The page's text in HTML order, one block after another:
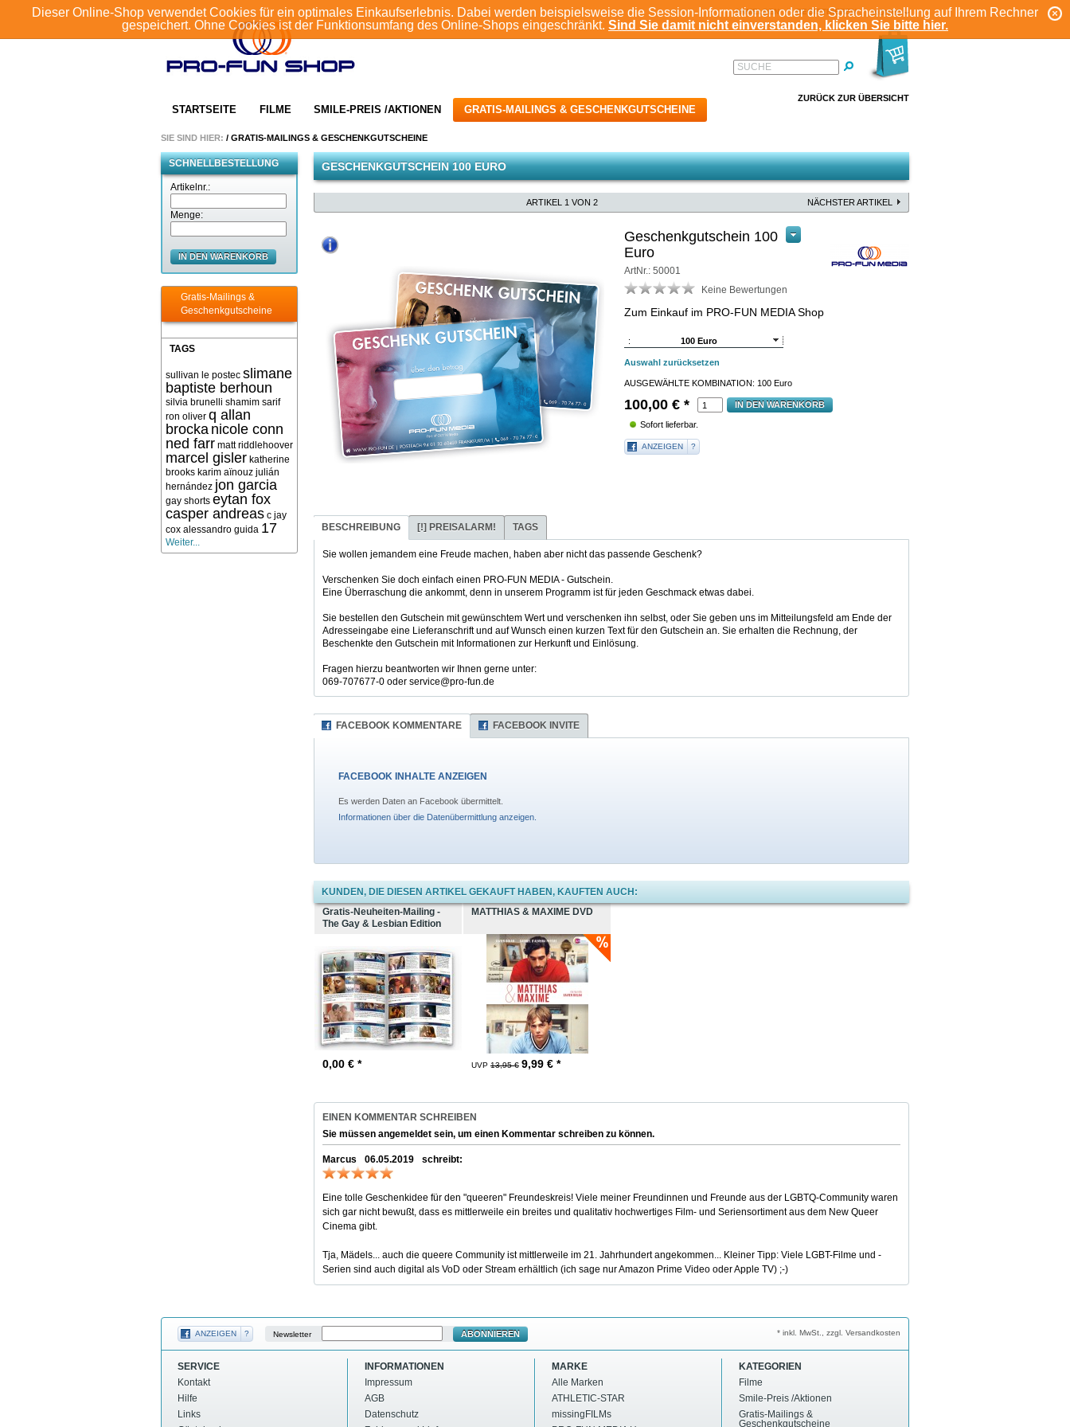
Dieser Online-Shop verwendet Cookies für ein optimales Einkaufserlebnis. Dabei werden beispielsweise die Session-Informationen oder die Spracheinstellung auf Ihrem Rechner
gespeichert. Ohne Cookies ist der Funktionsumfang des Online-Shops eingeschränkt. Sind Sie damit nicht einverstanden, klicken Sie bitte hier.
KONTO
ANMELDEN REGISTRIEREN
STARTSEITE FILME SMILE-PREIS /AKTIONEN GRATIS-MAILINGS & GESCHENKGUTSCHEINE
SUCHE
SIE SIND HIER: / GRATIS-MAILINGS & GESCHENKGUTSCHEINE
SCHNELLBESTELLUNG
Artikelnr.:
Menge:
IN DEN WARENKORB
Gratis-Mailings &
Geschenkgutscheine
TAGS
sullivan le postec slimane
baptiste berhoun
silvia brunelli shamim sarif
ron oliver q allan
brocka nicole conn
ned farr matt riddlehoover
marcel gisler katherine
brooks karim aïnouz julián
hernández jon garcia
gay shorts eytan fox
casper andreas c jay
cox alessandro guida 17
Weiter...
ZURÜCK ZUR ÜBERSICHT
GESCHENKGUTSCHEIN 100 EURO
ARTIKEL 1 VON 2 NÄCHSTER ARTIKEL
Geschenkgutschein 100
Euro
ArtNr.: 50001
Keine Bewertungen
Zum Einkauf im PRO-FUN MEDIA Shop
: 100 Euro
Auswahl zurücksetzen
AUSGEWÄHLTE KOMBINATION: 100 Euro
100,00 € * IN DEN WARENKORB
Sofort lieferbar.
ANZEIGEN ?
BESCHREIBUNG [!] PREISALARM! TAGS
Sie wollen jemandem eine Freude machen, haben aber nicht das passende Geschenk?
Verschenken Sie doch einfach einen PRO-FUN MEDIA - Gutschein.
Eine Überraschung die ankommt, denn in unserem Programm ist für jeden Geschmack etwas dabei.
Sie bestellen den Gutschein mit gewünschtem Wert und verschenken ihn selbst, oder Sie geben uns im Mitteilungsfeld am Ende der
Adresseingabe eine Lieferanschrift und auf Wunsch einen kurzen Text für den Gutschein an. Sie erhalten die Rechnung, der
Beschenkte den Gutschein mit Informationen zur Herkunft und Einlösung.
Fragen hierzu beantworten wir Ihnen gerne unter:
069-707677-0 oder service@pro-fun.de
FACEBOOK KOMMENTARE FACEBOOK INVITE
FACEBOOK INHALTE ANZEIGEN
Es werden Daten an Facebook übermittelt.
Informationen über die Datenübermittlung anzeigen.
KUNDEN, DIE DIESEN ARTIKEL GEKAUFT HABEN, KAUFTEN AUCH:
Gratis-Neuheiten-Mailing -
The Gay & Lesbian Edition
0,00 € *
MATTHIAS & MAXIME DVD
UVP 13,95 € 9,99 € *
EINEN KOMMENTAR SCHREIBEN
Sie müssen angemeldet sein, um einen Kommentar schreiben zu können.
Marcus schreibt:
06.05.2019
Eine tolle Geschenkidee für den "queeren" Freundeskreis! Viele meiner Freundinnen und Freunde aus der LGBTQ-Community waren
sich gar nicht bewußt, dass es mittlerweile ein breites und qualitativ hochwertiges Film- und Seriensortiment aus dem New Queer
Cinema gibt.
Tja, Mädels... auch die queere Community ist mittlerweile im 21. Jahrhundert angekommen... Kleiner Tipp: Viele LGBT-Filme und -
Serien sind auch digital als VoD oder Stream erhältlich (ich sage nur Amazon Prime Video oder Apple TV) ;-)
ANZEIGEN ? Newsletter ABONNIEREN * inkl. MwSt., zzgl. Versandkosten
SERVICE
Kontakt
Hilfe
Links
INFORMATIONEN
Impressum
AGB
Datenschutz
MARKE
Alle Marken
ATHLETIC-STAR
missingFILMs
KATEGORIEN
Filme
Smile-Preis /Aktionen
Gratis-Mailings &
Geschenkgutscheine